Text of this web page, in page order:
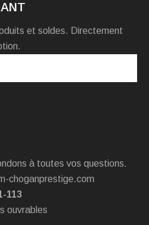
et soldes. Directement
à toutes vos questions.
choganprestige.com
113
ouvrables